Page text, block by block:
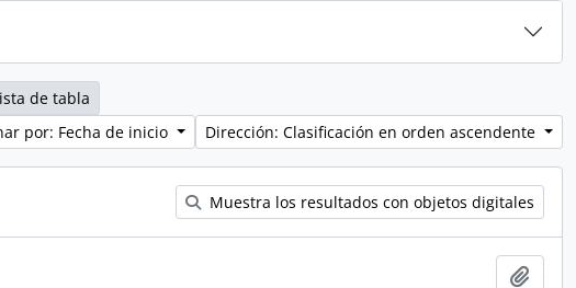
de tabla
por: Fecha de inicio
Dirección: Clasificación en orden ascendente
Muestra los resultados con objetos digitales